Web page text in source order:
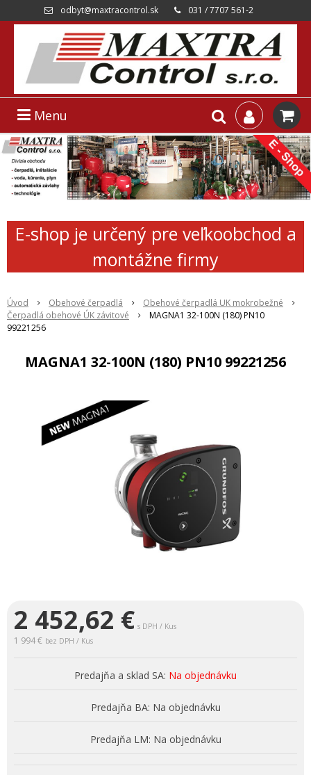
odbyt@maxtracontrol.sk 031 / 7707 561-2
Menu
E-shop je určený pre veľkoobchod a
montážne firmy
Úvod Obehové čerpadlá
Obehové čerpadlá UK mokrobežné
Čerpadlá obehové ÚK závitové
MAGNA1 32-100N (180) PN10
99221256
MAGNA1 32-100N (180) PN10 99221256
2 452,62 € s DPH / Kus
1 994 € bez DPH / Kus
Predajňa a sklad SA: Na objednávku
Predajňa BA: Na objednávku
Predajňa LM: Na objednávku